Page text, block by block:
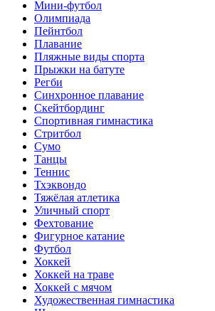
Мини-футбол
Олимпиада
Пейнтбол
Плавание
Пляжные виды спорта
Прыжки на батуте
Регби
Синхронное плавание
Скейтбординг
Спортивная гимнастика
Стритбол
Сумо
Танцы
Теннис
Тхэквондо
Тяжёлая атлетика
Уличный спорт
Фехтование
Фигурное катание
Футбол
Хоккей
Хоккей на траве
Хоккей с мячом
Художественная гимнастика